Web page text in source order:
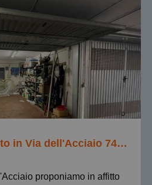
Garage o posto auto in Via dell'Acciaio 74, Sestri Ponente